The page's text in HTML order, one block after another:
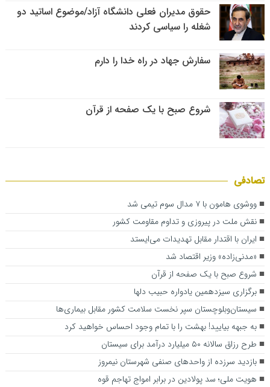
حقوق مدیران فعلی دانشگاه آزاد/موضوع اساتید دو
شغله را سیاسی کردند
سفارش جهاد در راه خدا را دارم
شروع صبح با یک صفحه از قرآن
تصادفی
ووشوی هامون با ۷ مدال سوم تیمی شد
نقش ملت در پیروزی و تداوم مقاومت کشور
ایران با اقتدار مقابل تهدیدات می‌ایستد
«مدنی‌زاده» وزیر اقتصاد شد
شروع صبح با یک صفحه از قرآن
برگزاری سیزدهمین یادواره حبیب دلها
سیستان‌وبلوچستان سپر نخست سلامت کشور مقابل بیماری‌ها
به جبهه بیایید! بهشت را با تمام وجود احساس خواهید کرد
طرح رزاق سالانه ۵۰ میلیارد درآمد برای سیستان
بازدید سرزده از واحد‌های صنفی شهرستان نیمروز
هویت ملی؛ سد پولادین در برابر امواج تهاجم قوه